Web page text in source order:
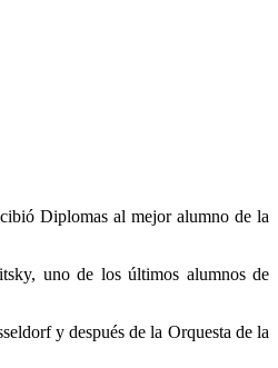
Diplomas al mejor alumno de la
uno de los últimos alumnos de
y después de la Orquesta de la